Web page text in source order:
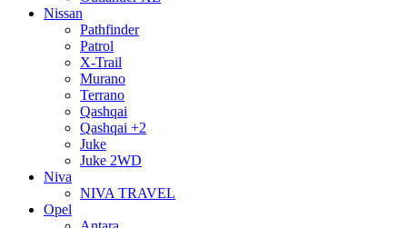
Nissan
Pathfinder
Patrol
X-Trail
Murano
Terrano
Qashqai
Qashqai +2
Juke
Juke 2WD
Niva
NIVA TRAVEL
Opel